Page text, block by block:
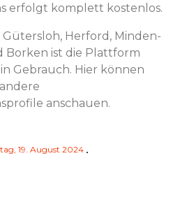
erfolgt komplett kostenlos.
Gütersloh, Herford, Minden-
Borken ist die Plattform
Gebrauch. Hier können
anschauen.
19. August 2024